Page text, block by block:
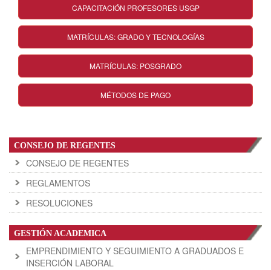
CAPACITACIÓN PROFESORES USGP
MATRÍCULAS: GRADO Y TECNOLOGÍAS
MATRÍCULAS: POSGRADO
MÉTODOS DE PAGO
CONSEJO DE REGENTES
CONSEJO DE REGENTES
REGLAMENTOS
RESOLUCIONES
GESTIÓN ACADEMICA
EMPRENDIMIENTO Y SEGUIMIENTO A GRADUADOS E
INSERCIÓN LABORAL